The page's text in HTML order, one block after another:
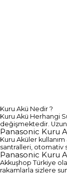
Kuru Akü Nedir ?
Kuru Akü Herhangi
değişmektedir.
Panasonic Kuru
Kuru Aküler
santralleri, otomativ
Panasonic Kuru
Akkuşhop Türkiye
rakamlarla sizlere